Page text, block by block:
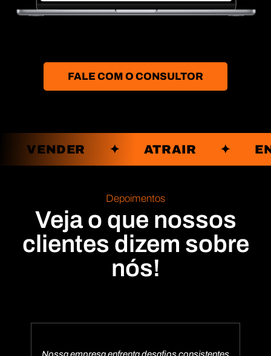
FALE COM O CONSULTOR
✦ VENDER ✦ ATRAIR ✦
Depoimentos
Veja o que nossos
clientes dizem sobre
nós!